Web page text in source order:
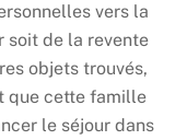
vers la
soit de la revente
objets trouvés,
que cette famille
le séjour dans